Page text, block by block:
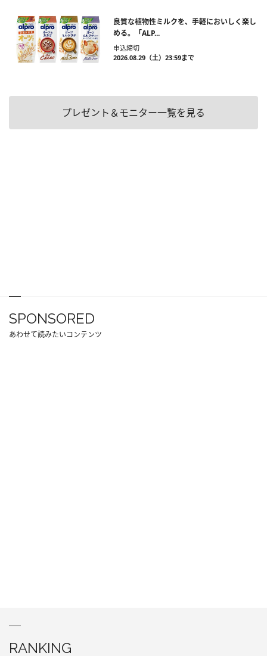
良質な植物性ミルクを、手軽においしく楽し
める。「ALP...
申込締切
2026.08.29（土）23:59まで
プレゼント＆モニター一覧を見る
SPONSORED
あわせて読みたいコンテンツ
RANKING